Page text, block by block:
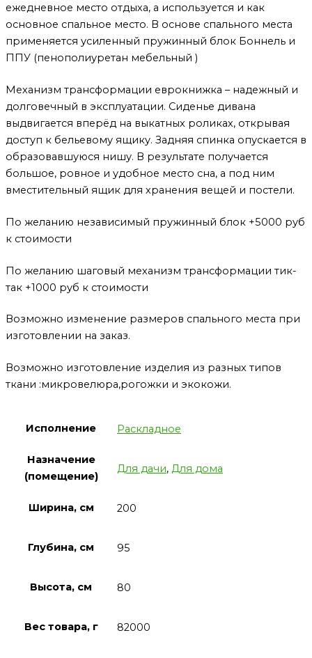
ежедневное место отдыха, а используется и как
основное спальное место. В основе спального места
применяется усиленный пружинный блок Боннель и
ППУ (пенополиуретан мебельный )
Механизм трансформации еврокнижка – надежный и
долговечный в эксплуатации. Сиденье дивана
выдвигается вперёд на выкатных роликах, открывая
доступ к бельевому ящику. Задняя спинка опускается в
образовавшуюся нишу. В результате получается
большое, ровное и удобное место сна, а под ним
вместительный ящик для хранения вещей и постели.
По желанию независимый пружинный блок +5000 руб
к стоимости
По желанию шаговый механизм трансформации тик-
так +1000 руб к стоимости
Возможно изменение размеров спального места при
изготовлении на заказ.
Возможно изготовление изделия из разных типов
ткани :микровелюра,рогожки и экокожи.
Исполнение Раскладное
Назначение
(помещение)
Для дачи, Для дома
Ширина, см 200
Глубина, см 95
Высота, см 80
Вес товара, г 82000